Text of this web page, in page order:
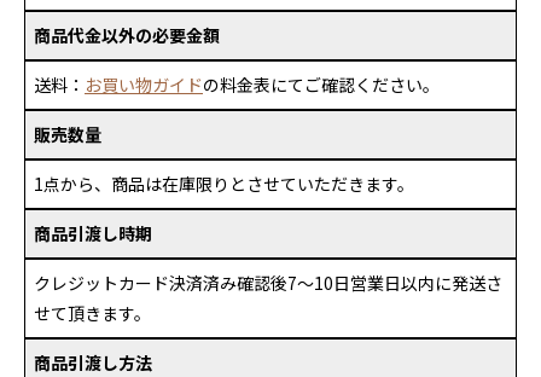
商品代金以外の必要金額
送料： お買い物ガイドの料金表にてご確認ください。
販売数量
1点から、商品は在庫限りとさせていただきます。
商品引渡し時期
クレジットカード決済済み確認後7～10日営業日以内に発送さ
せて頂きます。
商品引渡し方法